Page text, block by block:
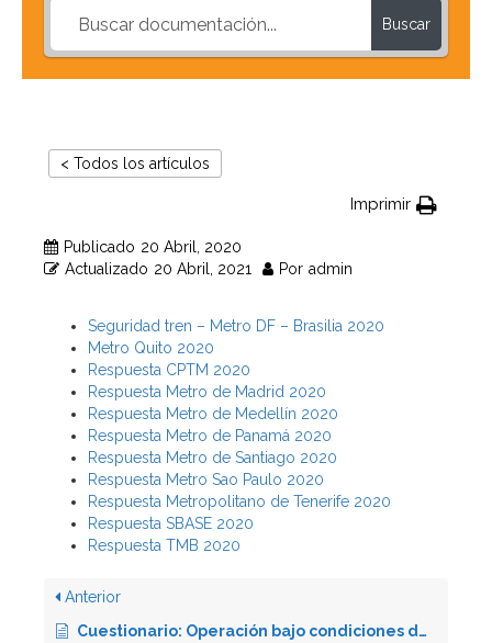
Buscar
< Todos los artículos
Imprimir
Publicado 20 Abril, 2020
Actualizado 20 Abril, 2021 Por admin
Seguridad tren – Metro DF – Brasilia 2020
Metro Quito 2020
Respuesta CPTM 2020
Respuesta Metro de Madrid 2020
Respuesta Metro de Medellín 2020
Respuesta Metro de Panamá 2020
Respuesta Metro de Santiago 2020
Respuesta Metro Sao Paulo 2020
Respuesta Metropolitano de Tenerife 2020
Respuesta SBASE 2020
Respuesta TMB 2020
Anterior
Cuestionario: Operación bajo condiciones de lluvia 2019